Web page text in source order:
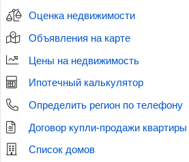
Оценка недвижимости
Объявления на карте
Цены на недвижимость
Ипотечный калькулятор
Определить регион по телефону
Договор купли-продажи квартиры
Список домов